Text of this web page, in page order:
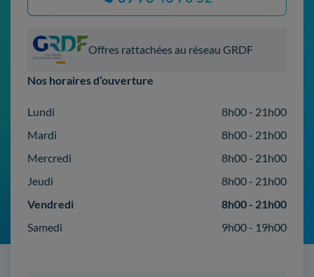
Offres rattachées au réseau GRDF
Nos horaires d’ouverture
Lundi
8h00 - 21h00
Mardi
8h00 - 21h00
Mercredi
8h00 - 21h00
Jeudi
8h00 - 21h00
Vendredi
8h00 - 21h00
Samedi
9h00 - 19h00